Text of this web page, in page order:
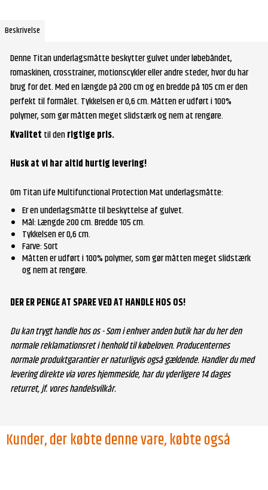
Beskrivelse
Denne Titan underlagsmåtte beskytter gulvet under løbebåndet,
romaskinen, crosstrainer, motionscykler eller andre steder, hvor du har
brug for det. Med en længde på 200 cm og en bredde på 105 cm er den
perfekt til formålet. Tykkelsen er 0,6 cm. Måtten er udført i 100%
polymer, som gør måtten meget slidstærk og nem at rengøre.
Kvalitet til denrigtige pris.
Husk at vi har altid hurtig levering!
Om Titan Life Multifunctional Protection Mat underlagsmåtte:
Er en underlagsmåtte til beskyttelse af gulvet.
Mål: Længde 200 cm. Bredde 105 cm.
Tykkelsen er 0,6 cm.
Farve: Sort
Måtten er udført i 100% polymer, som gør måtten meget slidstærk
og nem at rengøre.
DER ER PENGE AT SPARE VED AT HANDLE HOS OS!
Du kan trygt handle hos os - Som i enhver anden butik har du her den
normale reklamationsret i henhold til købeloven. Producenternes
normale produktgarantier er naturligvis også gældende. Handler du med
levering direkte via vores hjemmeside, har du yderligere 14 dages
returret, jf. vores handelsvilkår.
Kunder, der købte denne vare, købte også